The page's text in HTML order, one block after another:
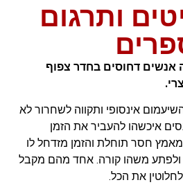
ותרגום
אנשים דחוסים בחדר צפוף
אינסופי ותקווה לשחרור לא
איכשהו להעביר את הזמן
חסר תוחלת והזמן מזדחל לו
ולפתע משהו קורה. אחד מהם מקבל
את הכל.